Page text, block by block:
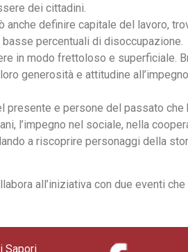
dei cittadini.
anche definire capitale del lavoro,
percentuali di disoccupazione.
in modo frettoloso e superficiale.
generosità e attitudine
presente e persone del passato che
l’impegno nel sociale, nella
a riscoprire personaggi della
all’iniziativa con due eventi che
Sapori